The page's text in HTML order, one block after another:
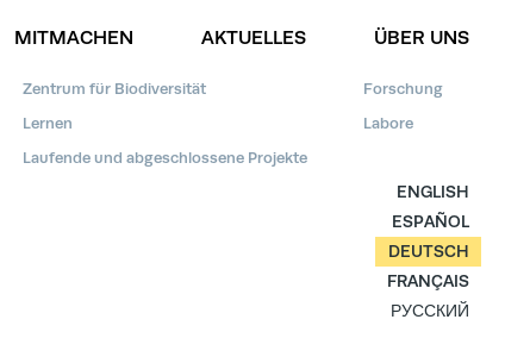
Zentrum für Biodiversität
Lernen
Laufende und abgeschlossene Projekte
Forschung
Labore
MITMACHEN AKTUELLES ÜBER UNS
SPENDEN
ENGLISH
ESPAÑOL
DEUTSCH
FRANÇAIS
РУССКИЙ